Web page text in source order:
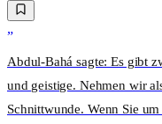
„
Abdul-Bahá sagte: Es gibt
und geistige. Nehmen wir
Schnittwunde. Wenn Sie